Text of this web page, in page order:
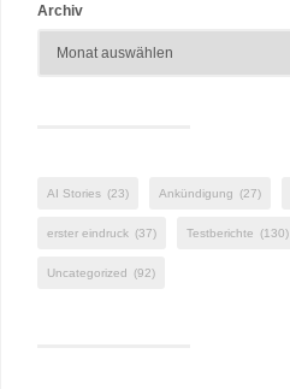
Archiv
AI Stories (23) Ankündigung (27)
erster eindruck (37) Testberichte (130)
Uncategorized (92)